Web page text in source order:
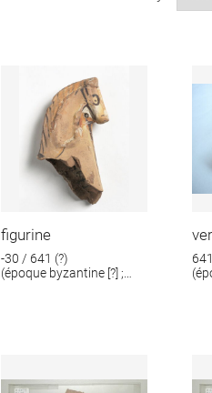
figurine
-30 / 641 (?)
(époque byzantine [?] ;